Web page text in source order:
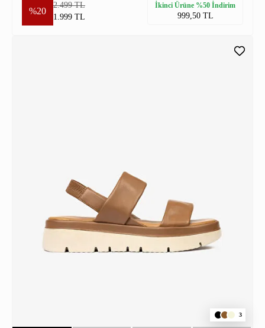
%20
2.499 TL
1.999 TL
İkinci Ürüne %50 İndirim
999,50 TL
3